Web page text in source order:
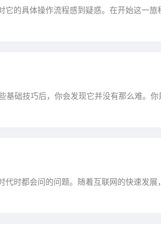
的具体操作流程感到疑惑。在开始这一旅
础技巧后，你会发现它并没有那么难。你
时都会问的问题。随着互联网的快速发展